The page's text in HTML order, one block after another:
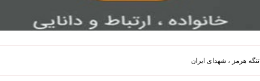
تنگه هرمز ، شهدای ایران